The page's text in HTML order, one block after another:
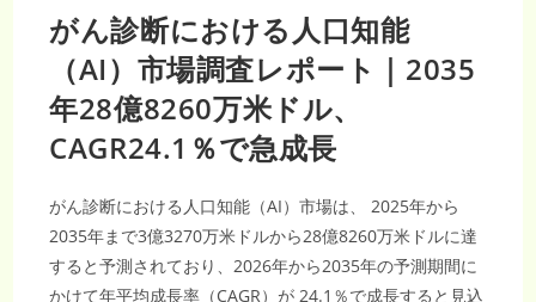
がん診断における人口知能
（AI）市場調査レポート｜2035
年28億8260万米ドル、
CAGR24.1％で急成長
がん診断における人口知能（AI）市場は、 2025年から
2035年まで3億3270万米ドルから28億8260万米ドルに達
すると予測されており、2026年から2035年の予測期間に
かけて年平均成長率（CAGR）が 24.1％で成長すると見込